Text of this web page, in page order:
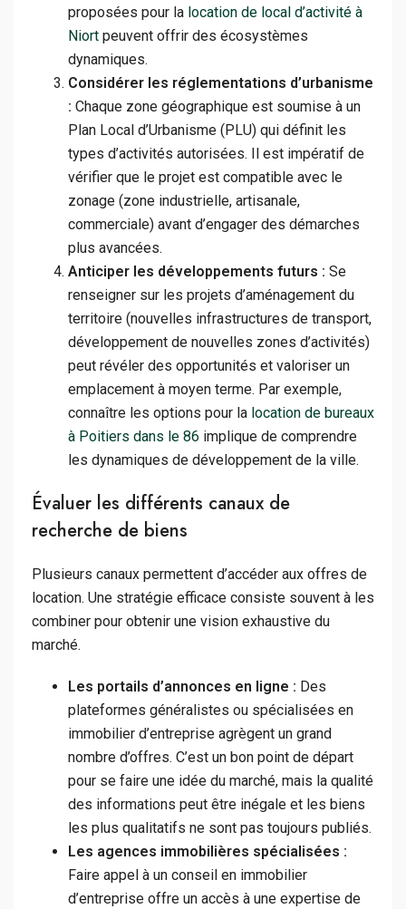
proposées pour la location de local d’activité à
Niort peuvent offrir des écosystèmes
dynamiques.
Considérer les réglementations d’urbanisme
: Chaque zone géographique est soumise à un
Plan Local d’Urbanisme (PLU) qui définit les
types d’activités autorisées. Il est impératif de
vérifier que le projet est compatible avec le
zonage (zone industrielle, artisanale,
commerciale) avant d’engager des démarches
plus avancées.
Anticiper les développements futurs : Se
renseigner sur les projets d’aménagement du
territoire (nouvelles infrastructures de transport,
développement de nouvelles zones d’activités)
peut révéler des opportunités et valoriser un
emplacement à moyen terme. Par exemple,
connaître les options pour la location de bureaux
à Poitiers dans le 86 implique de comprendre
les dynamiques de développement de la ville.
Évaluer les différents canaux de
recherche de biens
Plusieurs canaux permettent d’accéder aux offres de
location. Une stratégie efficace consiste souvent à les
combiner pour obtenir une vision exhaustive du
marché.
Les portails d’annonces en ligne : Des
plateformes généralistes ou spécialisées en
immobilier d’entreprise agrègent un grand
nombre d’offres. C’est un bon point de départ
pour se faire une idée du marché, mais la qualité
des informations peut être inégale et les biens
les plus qualitatifs ne sont pas toujours publiés.
Les agences immobilières spécialisées :
Faire appel à un conseil en immobilier
d’entreprise offre un accès à une expertise de